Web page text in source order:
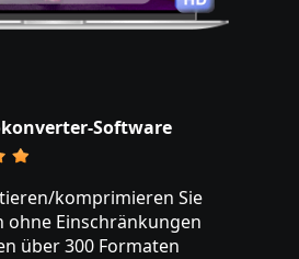
Software
komprimieren Sie
ohne Einschränkungen
über 300 Formaten